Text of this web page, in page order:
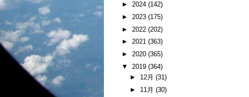
► 2024 (142)
► 2023 (175)
► 2022 (202)
► 2021 (363)
► 2020 (365)
▼ 2019 (364)
► 12月 (31)
► 11月 (30)